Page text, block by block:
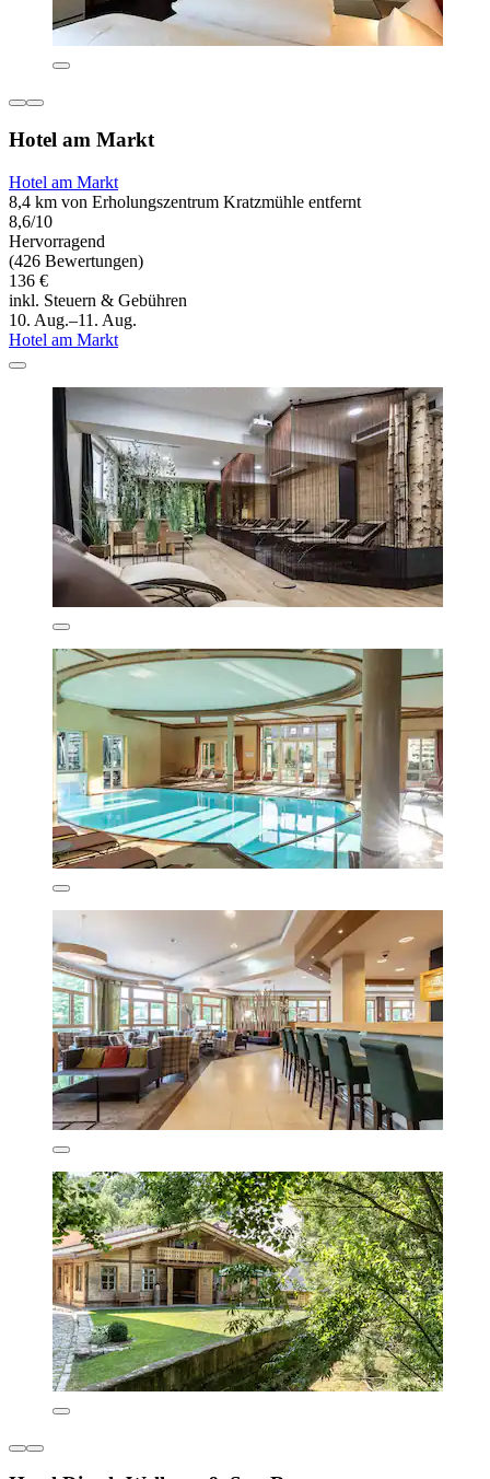
Hotel am Markt
Hotel am Markt
8,4 km von Erholungszentrum Kratzmühle entfernt
8,6/10
Hervorragend
(426 Bewertungen)
136 €
inkl. Steuern & Gebühren
10. Aug.–11. Aug.
Hotel am Markt